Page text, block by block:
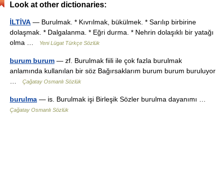
Look at other dictionaries:
İLTİVA — Burulmak. * Kıvrılmak, bükülmek. * Sarılıp birbirine
dolaşmak. * Dalgalanma. * Eğri durma. * Nehrin dolaşıklı bir yatağı
olma …
Yeni Lügat Türkçe Sözlük
burum burum — zf. Burulmak fiili ile çok fazla burulmak
anlamında kullanılan bir söz Bağırsaklarım burum burum buruluyor
Çağatay Osmanlı Sözlük
burulma — is. Burulmak işi Birleşik Sözler burulma dayanımı …
Çağatay Osmanlı Sözlük